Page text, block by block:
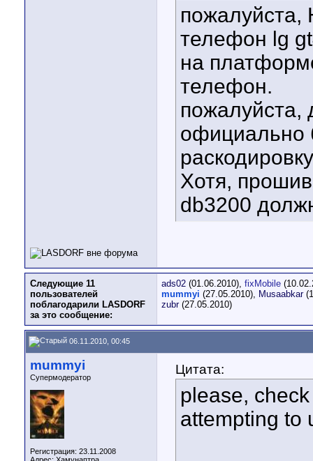
пожалуйста,
телефон lg
на
телефон.
пожалуйста,
официально
Хотя,
db3200
Следующие 11
пользователей
поблагодарили LASDORF
за это сообщение:
ads02 (01.06.2010), fixMobile
mummyi (27.05.2010), Musaabkar
zubr(27.05.2010)
06.11.2010, 00:45
mummyi
Супермодератор
Регистрация: 23.11.2008
Цитата:
please,
attempting to